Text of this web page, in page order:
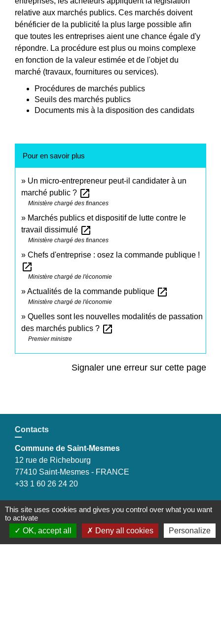
relative aux marchés publics. Ces marchés doivent
bénéficier de la publicité la plus large possible afin
que toutes les entreprises aient une chance égale d'y
répondre. La procédure est plus ou moins complexe
en fonction de la valeur estimée et de l'objet du
marché (travaux, fournitures ou services).
Procédures de marchés publics
Seuils des marchés publics
Documents mis à la disposition des candidats
Pour en savoir plus
Un micro-entrepreneur peut-il candidater à un
marché public ? open_in_new
Ministère chargé des finances
Marchés publics et dispositif de lutte contre le
travail dissimulé open_in_new
Ministère chargé des finances
Chefs d'entreprise : osez la commande publique !
open_in_new
Ministère chargé de l'économie
Actualités de la commande publique open_in_new
Ministère chargé de l'économie
Quelles sont les nouvelles modalités de passation
des marchés publics ? open_in_new
Premier ministre
Signaler une erreur sur cette page
Contacts
Commune de Saint-Mesmes
12 rue de Richebourg
77410 Saint-Mesmes - FRANCE
+33 1 60 26 24 20
Liens
This site uses cookies and gives you control over what you want
to activate
OK, accept all
Deny all cookies Personalize